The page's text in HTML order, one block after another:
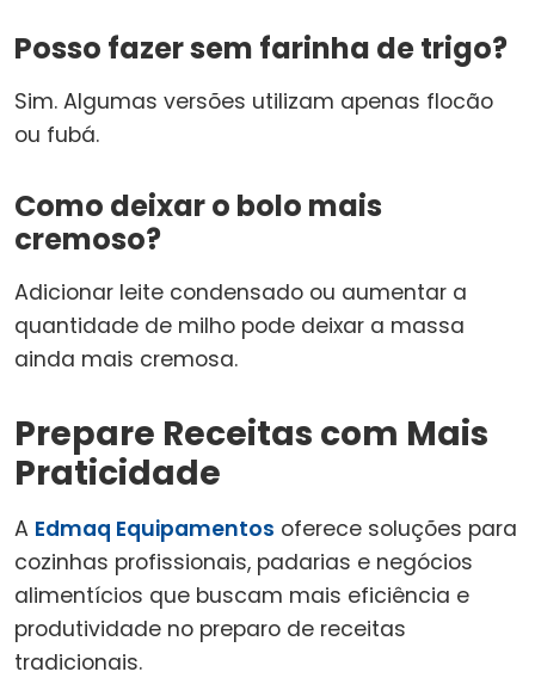
Posso fazer sem farinha de trigo?
Sim. Algumas versões utilizam apenas flocão
ou fubá.
Como deixar o bolo mais
cremoso?
Adicionar leite condensado ou aumentar a
quantidade de milho pode deixar a massa
ainda mais cremosa.
Prepare Receitas com Mais
Praticidade
A Edmaq Equipamentos oferece soluções para
cozinhas profissionais, padarias e negócios
alimentícios que buscam mais eficiência e
produtividade no preparo de receitas
tradicionais.